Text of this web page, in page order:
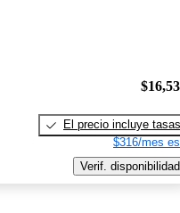
El precio incluye tasas
$316/mes
Verif. disponibilidad